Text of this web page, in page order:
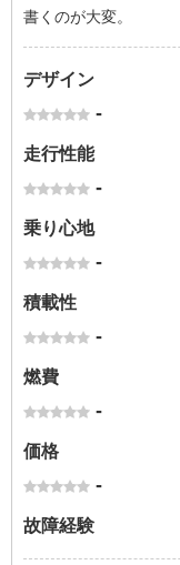
書くのが大変。
デザイン
-
走行性能
-
乗り心地
-
積載性
-
燃費
-
価格
-
故障経験